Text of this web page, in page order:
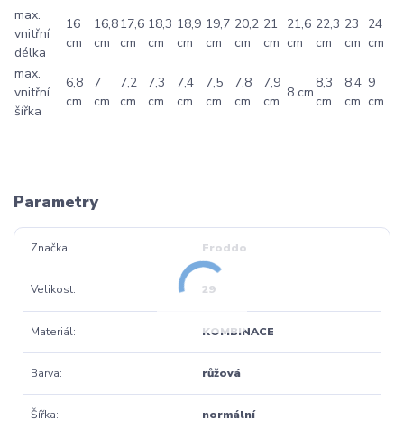
max.
vnitřní
délka
16
cm
16,8
cm
17,6
cm
18,3
cm
18,9
cm
19,7
cm
20,2
cm
21
cm
21,6
cm
22,3
cm
23
cm
24
cm
max.
vnitřní
šířka
6,8
cm
7
cm
7,2
cm
7,3
cm
7,4
cm
7,5
cm
7,8
cm
7,9
cm
8 cm
8,3
cm
8,4
cm
9
cm
Parametry
Značka Froddo
Velikost 29
Materiál KOMBINACE
Barva růžová
Šířka normální